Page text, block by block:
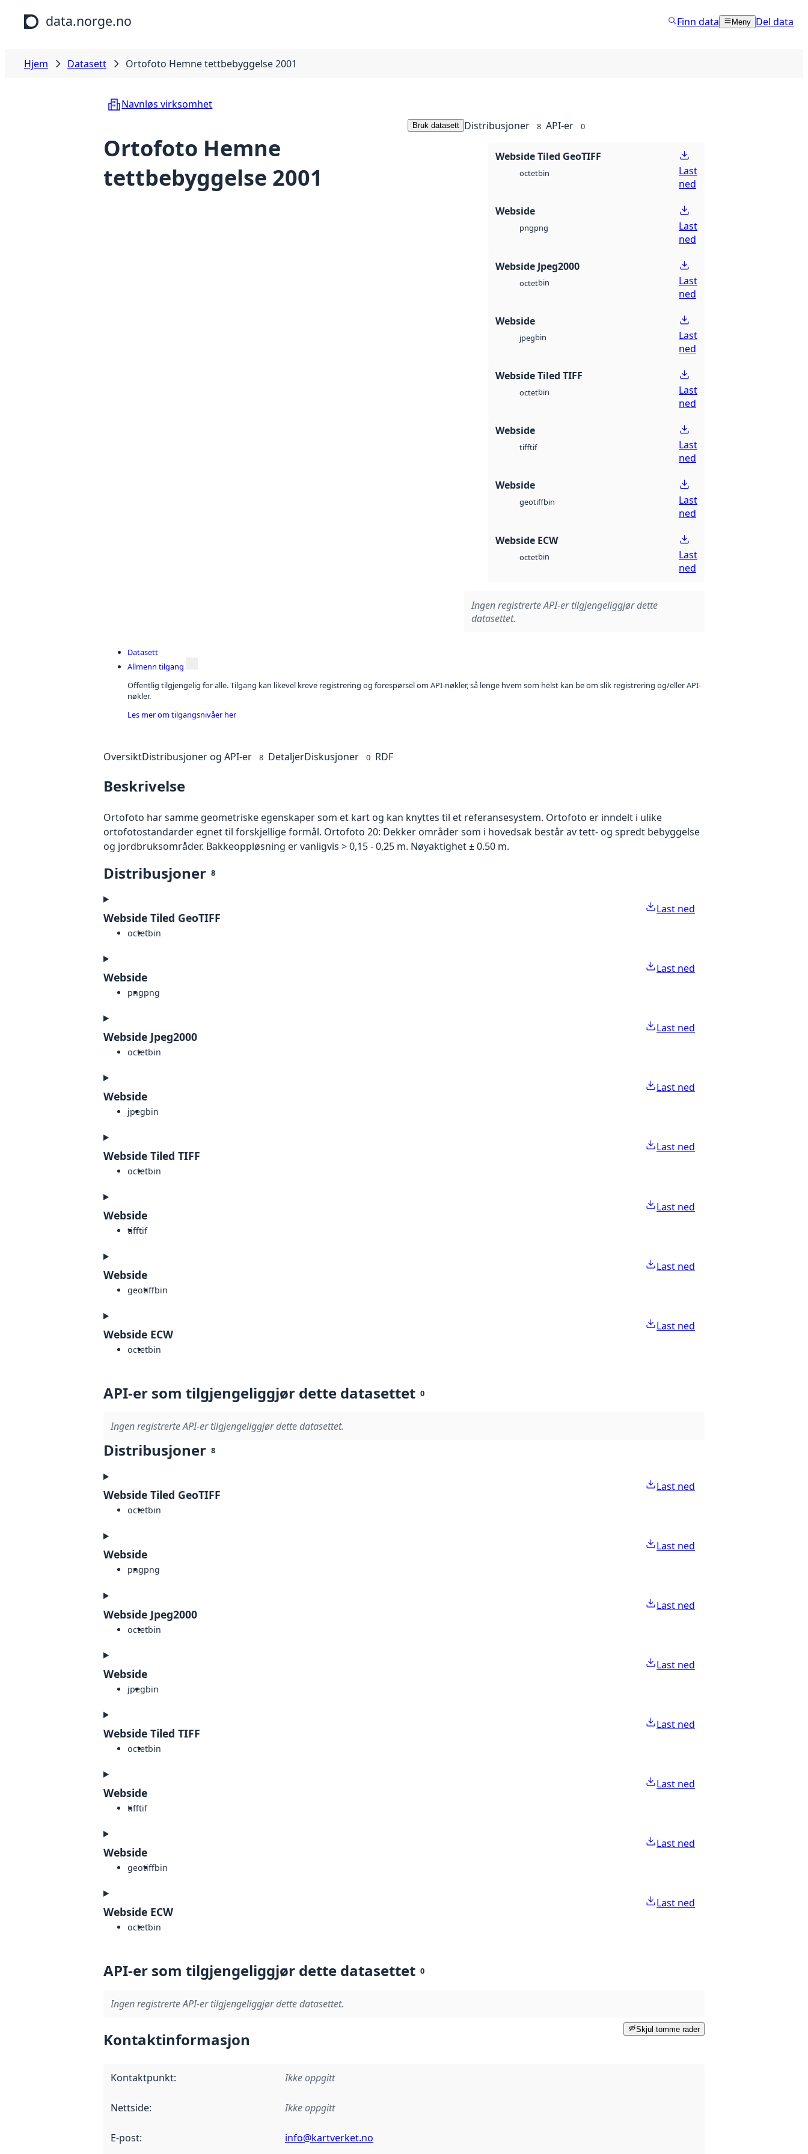
Hopp til hovedinnhold
data.norge.no Finn data Meny Del data
Hjem Datasett Ortofoto Hemne tettbebyggelse 2001
Navnløs virksomhet
Ortofoto Hemne
tettbebyggelse 2001
Bruk datasett Distribusjoner 8 API-er 0
Webside Tiled GeoTIFF
octetbin
Last
ned
Webside
pngpng
Last
ned
Webside Jpeg2000
octetbin
Last
ned
Webside
jpegbin
Last
ned
Webside Tiled TIFF
octetbin
Last
ned
Webside
tifftif
Last
ned
Webside
geotiffbin
Last
ned
Webside ECW
octetbin
Last
ned
Ingen registrerte API-er tilgjengeliggjør dette
datasettet.
Datasett
Allmenn tilgang
Offentlig tilgjengelig for alle. Tilgang kan likevel kreve registrering og forespørsel om API-nøkler, så lenge hvem som helst kan be om slik registrering og/eller API-
nøkler.
Les mer om tilgangsnivåer her
OversiktDistribusjoner og API-er 8 DetaljerDiskusjoner 0 RDF
Beskrivelse
Ortofoto har samme geometriske egenskaper som et kart og kan knyttes til et referansesystem. Ortofoto er inndelt i ulike
ortofotostandarder egnet til forskjellige formål. Ortofoto 20: Dekker områder som i hovedsak består av tett- og spredt bebyggelse
og jordbruksområder. Bakkeoppløsning er vanligvis > 0,15 - 0,25 m. Nøyaktighet ± 0.50 m.
Distribusjoner 8
Webside Tiled GeoTIFF
octetbin
Last ned
Webside
pngpng
Last ned
Webside Jpeg2000
octetbin
Last ned
Webside
jpegbin
Last ned
Webside Tiled TIFF
octetbin
Last ned
Webside
tifftif
Last ned
Webside
geotiffbin
Last ned
Webside ECW
octetbin
Last ned
API-er som tilgjengeliggjør dette datasettet 0
Ingen registrerte API-er tilgjengeliggjør dette datasettet.
Distribusjoner 8
Webside Tiled GeoTIFF
octetbin
Last ned
Webside
pngpng
Last ned
Webside Jpeg2000
octetbin
Last ned
Webside
jpegbin
Last ned
Webside Tiled TIFF
octetbin
Last ned
Webside
tifftif
Last ned
Webside
geotiffbin
Last ned
Webside ECW
octetbin
Last ned
API-er som tilgjengeliggjør dette datasettet 0
Ingen registrerte API-er tilgjengeliggjør dette datasettet.
Skjul tomme rader
Kontaktinformasjon
Kontaktpunkt: Ikke oppgitt
Nettside: Ikke oppgitt
E-post: info@kartverket.no